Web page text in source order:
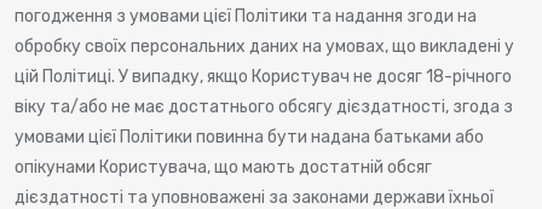
погодження з умовами цієї Політики та надання згоди на
обробку своїх персональних даних на умовах, що викладені у
цій Політиці. У випадку, якщо Користувач не досяг 18-річного
віку та/або не має достатнього обсягу дієздатності, згода з
умовами цієї Політики повинна бути надана батьками або
опікунами Користувача, що мають достатній обсяг
дієздатності та уповноважені за законами держави їхньої